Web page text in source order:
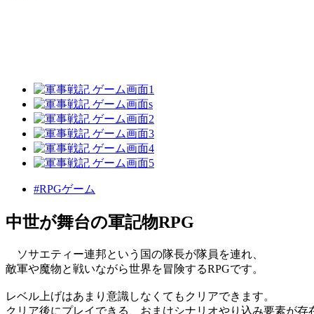
#RPGゲーム
中世が舞台の軍記物RPG
ソサエティー連邦という国の隊長が隊員を連れ、
敵軍や魔物と戦いながら世界を冒険するRPGです。
レベル上げはあまり意識しなくてもクリアできます。
クリア後にプレイできる、おまけシナリオやり込み要素が存